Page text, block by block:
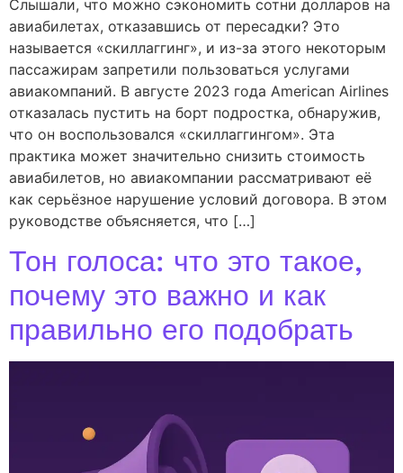
Слышали, что можно сэкономить сотни долларов на
авиабилетах, отказавшись от пересадки? Это
называется «скиллаггинг», и из-за этого некоторым
пассажирам запретили пользоваться услугами
авиакомпаний. В августе 2023 года American Airlines
отказалась пустить на борт подростка, обнаружив,
что он воспользовался «скиллаггингом». Эта
практика может значительно снизить стоимость
авиабилетов, но авиакомпании рассматривают её
как серьёзное нарушение условий договора. В этом
руководстве объясняется, что […]
Тон голоса: что это такое,
почему это важно и как
правильно его подобрать